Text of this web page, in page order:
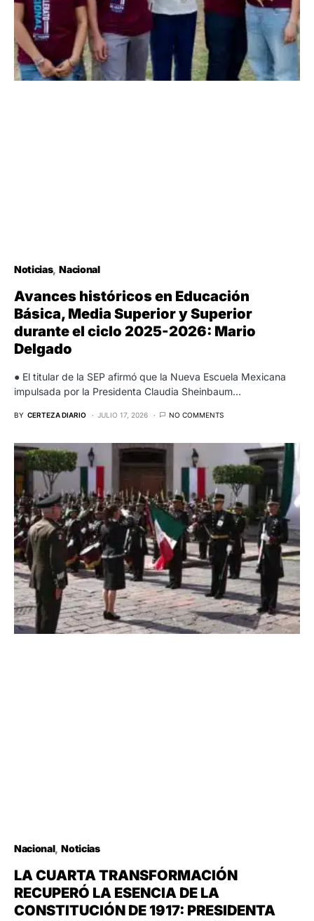
Noticias Nacional
Avances históricos en Educación
Básica, Media Superior y Superior
durante el ciclo 2025-2026: Mario
Delgado
● El titular de la SEP afirmó que la Nueva Escuela Mexicana
impulsada por la Presidenta Claudia Sheinbaum…
BY CERTEZA DIARIO JULIO 17, 2026 NO COMMENTS
Nacional Noticias
LA CUARTA TRANSFORMACIÓN
RECUPERÓ LA ESENCIA DE LA
CONSTITUCIÓN DE 1917: PRESIDENTA